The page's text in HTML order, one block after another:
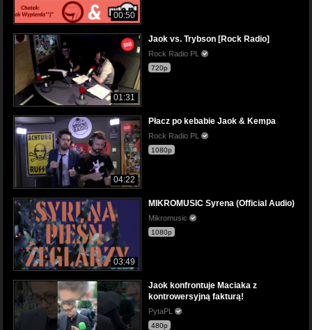
00:50
01:31
Jaok vs. Trybson [Rock Radio]
Rock Radio PL
720p
04:22
Płacz po kebabie Jaok & Kempa
Rock Radio PL
1080p
03:49
MIKROMUSIC Syrena (Official Audio)
Mikromusic
1080p
Jaok konfrontuje Maciaka z
kontrowersyjną fakturą!
PytaPL
480p